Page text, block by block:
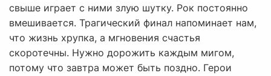
свыше играет с ними злую шутку. Рок постоянно
вмешивается. Трагический финал напоминает нам,
что жизнь хрупка, а мгновения счастья
скоротечны. Нужно дорожить каждым мигом,
потому что завтра может быть поздно. Герои